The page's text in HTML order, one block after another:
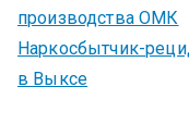
производства ОМК
Наркосбытчик-
в Выксе